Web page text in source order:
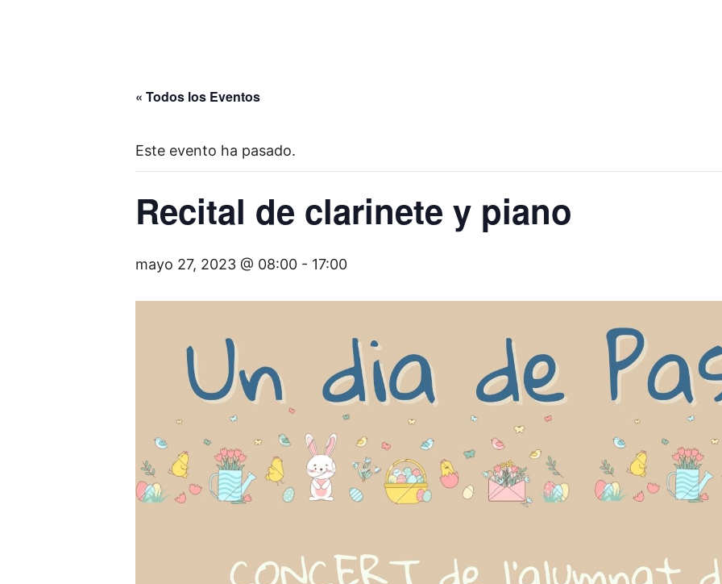
« Todos los Eventos
Este evento ha pasado.
Recital de clarinete y piano
mayo 27, 2023 @ 08:00 - 17:00